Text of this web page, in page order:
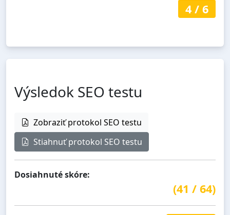
4/ 6
Výsledok SEO testu
Zobraziť protokol SEO testu
Stiahnuť protokol SEO testu
Dosiahnuté skóre:
(41 / 64)